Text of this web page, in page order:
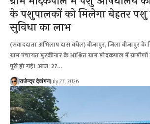
के पशुपालकों को मिलेगा बेहतर पशु
सुविधा का लाभ
(संवाददाता अभिलाष दास बघेल) बीजापुर, जिला बीजापुर
ग्राम पंचायत मुरकीनार के आश्रित ग्राम मोदकपाल में
पूरी हो गई। आज 27…
राजेन्द्र देवांगनJuly 27, 2026